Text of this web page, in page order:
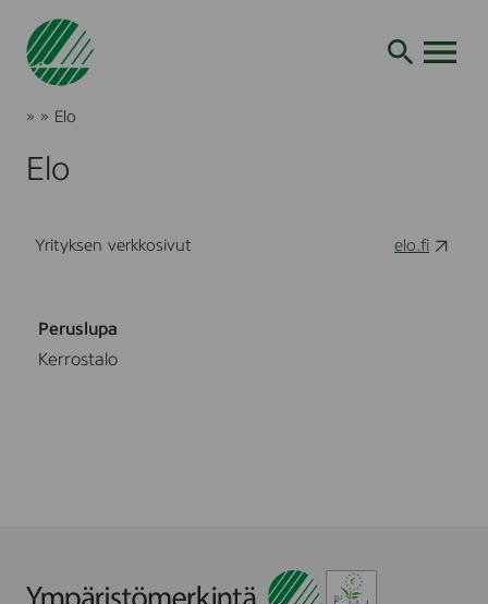
Siirry
Joutsenmerkki
»
ja
palvelut
» Elo
Elo
Yrityksen verkkosivut elo.fi
Peruslupa
Kerrostalo